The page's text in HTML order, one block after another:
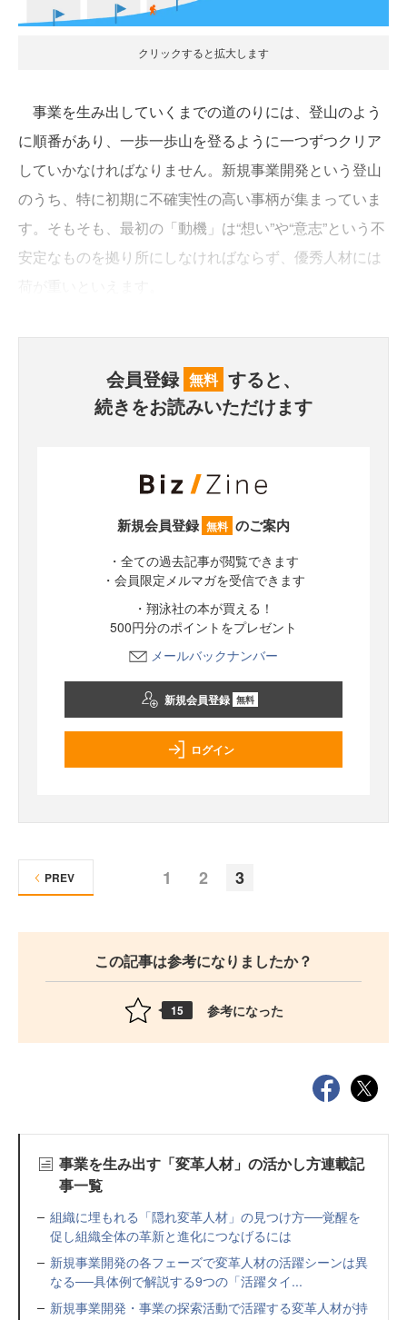
クリックすると拡大します
事業を生み出していくまでの道のりには、登山のよう
に順番があり、一歩一歩山を登るように一つずつクリア
していかなければなりません。新規事業開発という登山
のうち、特に初期に不確実性の高い事柄が集まっていま
す。そもそも、最初の「動機」は“想い”や“意志”という不
安定なものを拠り所にしなければならず、優秀人材には
会員登録 無料 すると、
続きをお読みいただけます
新規会員登録 無料 のご案内
・全ての過去記事が閲覧できます
・会員限定メルマガを受信できます
・翔泳社の本が買える！
500円分のポイントをプレゼント
メールバックナンバー
新規会員登録 無料
ログイン
1 2 3
PREV
この記事は参考になりましたか？
15 参考になった
事業を生み出す「変革人材」の活かし方連載記
事一覧
組織に埋もれる「隠れ変革人材」の見つけ方──覚醒を
促し組織全体の革新と進化につなげるには
新規事業開発の各フェーズで変革人材の活躍シーンは異
なる──具体例で解説する9つの「活躍タイ...
新規事業開発・事業の探索活動で活躍する変革人材が持